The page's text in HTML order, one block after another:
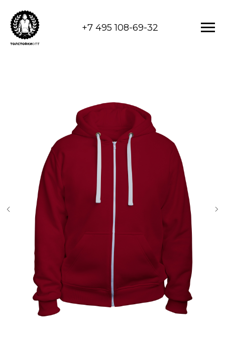
+7 495 108-69-32